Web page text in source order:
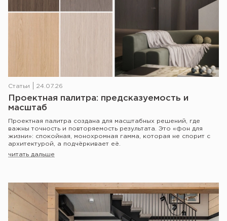
Статьи 24.07.26
Проектная палитра: предсказуемость и
масштаб
Проектная палитра создана для масштабных решений, где
важны точность и повторяемость результата. Это «фон для
жизни»: спокойная, монохромная гамма, которая не спорит с
архитектурой, а подчёркивает её.
читать дальше